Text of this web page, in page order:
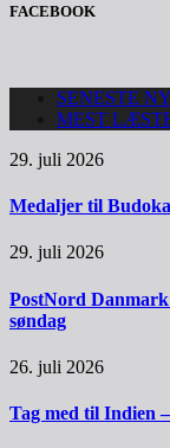
FACEBOOK
SENESTE
MEST
29. juli 2026
Medaljer til
29. juli 2026
PostNord
søndag
26. juli 2026
Tag med til Indien